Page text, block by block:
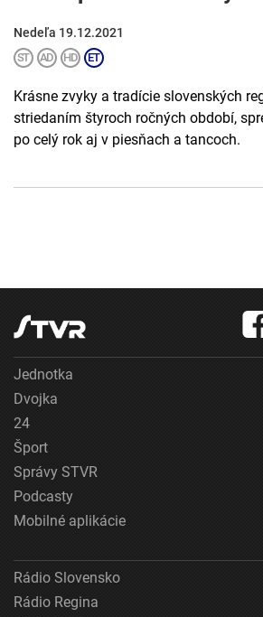
Nedeľa 19.12.2021
Krásne zvyky a tradície slovenských
striedaním štyroch ročných období,
po celý rok aj v piesňach a tancoch.
Jednotka
Dvojka
24
Šport
Správy STVR
Podcasty
Mobilné aplikácie
Rádio Slovensko
Rádio Regina